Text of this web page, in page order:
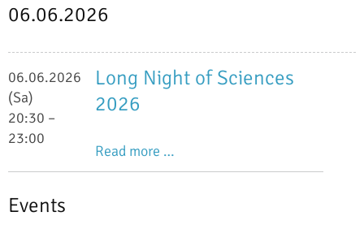
06.06.2026
06.06.2026
(Sa)
20:30 –
23:00
Long Night of Sciences
2026
Read more …
Night
Events